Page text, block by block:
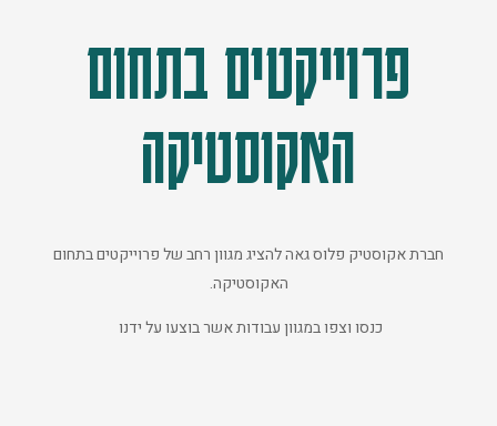
פרוייקטים בתחום
האקוסטיקה
חברת אקוסטיק פלוס גאה להציג מגוון רחב של פרוייקטים בתחום
האקוסטיקה.
כנסו וצפו במגוון עבודות אשר בוצעו על ידנו